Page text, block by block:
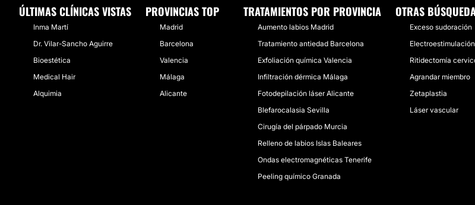
ÚLTIMAS CLÍNICAS VISTAS
Inma Martí
Dr. Vilar-Sancho Aguirre
Bioestética
Medical Hair
Alquimia
PROVINCIAS TOP
Madrid
Barcelona
Valencia
Málaga
Alicante
TRATAMIENTOS POR PROVINCIA
Aumento labios Madrid
Tratamiento antiedad Barcelona
Exfoliación química Valencia
Infiltración dérmica Málaga
Fotodepilación láser Alicante
Blefarocalasia Sevilla
Cirugía del párpado Murcia
Relleno de labios Islas Baleares
Ondas electromagnéticas Tenerife
Peeling químico Granada
OTRAS
Exceso sudoración
Electroestimulación
Ritidectomía
Agrandar miembro
Zetaplastia
Láser vascular